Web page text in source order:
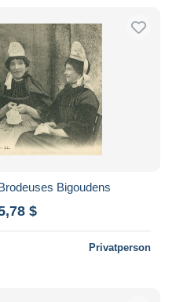
Bigoudens
$
Privatperson